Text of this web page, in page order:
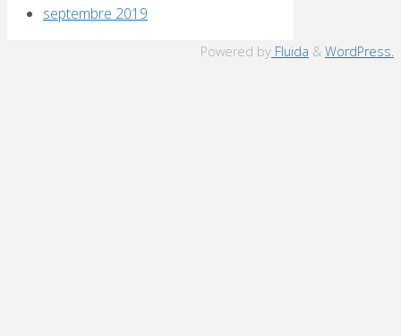
septembre 2019
Powered by Fluida & WordPress.